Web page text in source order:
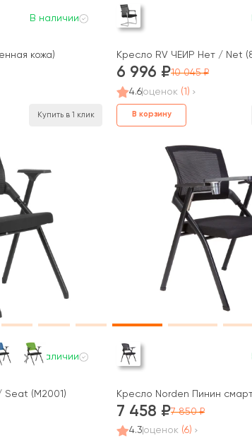
В наличии
кожа)
Купить в 1 клик
Кресло RV ЧЕЙР Нет / Net
6 996
10 045
4.6оценок (1)
В корзину
В наличии
Seat (M2001) Кресло Norden Пинин
7 458
7 850
4.3оценок (6)